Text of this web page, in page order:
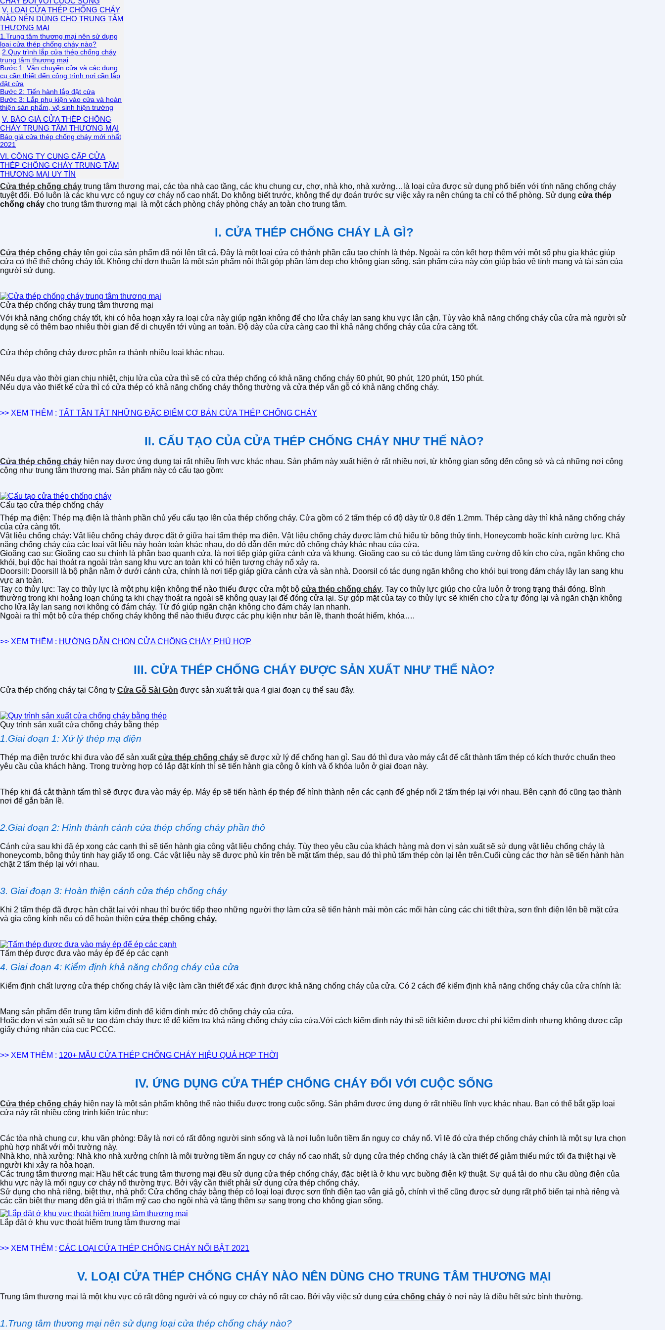
V. LOẠI CỬA THÉP CHỐNG CHÁY
NÀO NÊN DÙNG CHO TRUNG TÂM
THƯƠNG MẠI
1.Trung tâm thương mại nên sử dụng
loại cửa thép chống cháy nào?
2.Quy trình lắp cửa thép chống cháy
trung tâm thương mại
Bước 1: Vận chuyển cửa và các dụng
cụ cần thiết đến công trình nơi cần lắp
đặt cửa
Bước 2: Tiến hành lắp đặt cửa
Bước 3: Lắp phụ kiện vào cửa và hoàn
thiện sản phẩm, vệ sinh hiện trường
V. BÁO GIÁ CỬA THÉP CHỐNG
CHÁY TRUNG TÂM THƯƠNG MẠI
Báo giá cửa thép chống cháy mới nhất
2021
VI. CÔNG TY CUNG CẤP CỬA
THÉP CHỐNG CHÁY TRUNG TÂM
THƯƠNG MẠI UY TÍN
Cửa thép chống cháy trung tâm thương mại, các tòa nhà cao tầng, các khu chung cư, chợ, nhà kho, nhà xưởng…là loại cửa được sử dụng phổ biến với tính năng chống cháy
tuyệt đối. Đó luôn là các khu vực có nguy cơ cháy nổ cao nhất. Do không biết trước, không thể dự đoán trước sự việc xảy ra nên chúng ta chỉ có thể phòng. Sử dụng cửa thép
chống cháy cho trung tâm thương mại là một cách phòng cháy phòng cháy an toàn cho trung tâm.
I. CỬA THÉP CHỐNG CHÁY LÀ GÌ?
Cửa thép chống cháy tên gọi của sản phẩm đã nói lên tất cả. Đây là một loại cửa có thành phần cấu tạo chính là thép. Ngoài ra còn kết hợp thêm với một số phụ gia khác giúp
cửa có thể thể chống cháy tốt. Không chỉ đơn thuần là một sản phẩm nội thất góp phần làm đẹp cho không gian sống, sản phẩm cửa này còn giúp bảo vệ tính mạng và tài sản của
người sử dụng.
Cửa thép chống cháy trung tâm thương mại
Với khả năng chống cháy tốt, khi có hỏa hoạn xảy ra loại cửa này giúp ngăn không để cho lửa cháy lan sang khu vực lân cận. Tùy vào khả năng chống cháy của cửa mà người sử
dụng sẽ có thêm bao nhiêu thời gian để di chuyển tới vùng an toàn. Độ dày của cửa càng cao thì khả năng chống cháy của cửa càng tốt.
Cửa thép chống cháy được phân ra thành nhiều loại khác nhau.
Nếu dựa vào thời gian chịu nhiệt, chịu lửa của cửa thì sẽ có cửa thép chống có khả năng chống cháy 60 phút, 90 phút, 120 phút, 150 phút.
Nếu dựa vào thiết kế cửa thì có cửa thép có khả năng chống cháy thông thường và cửa thép vân gỗ có khả năng chống cháy.
>> XEM THÊM : TẤT TẦN TẬT NHỮNG ĐẶC ĐIỂM CƠ BẢN CỬA THÉP CHỐNG CHÁY
II. CẤU TẠO CỦA CỬA THÉP CHỐNG CHÁY NHƯ THẾ NÀO?
Cửa thép chống cháy hiện nay được ứng dụng tại rất nhiều lĩnh vực khác nhau. Sản phẩm này xuất hiện ở rất nhiều nơi, từ không gian sống đến công sở và cả những nơi công
cộng như trung tâm thương mại. Sản phẩm này có cấu tạo gồm:
Cấu tạo cửa thép chống cháy
Thép mạ điện: Thép mạ điện là thành phần chủ yếu cấu tạo lên của thép chống cháy. Cửa gồm có 2 tấm thép có độ dày từ 0.8 đến 1.2mm. Thép càng dày thì khả năng chống cháy
của cửa càng tốt.
Vật liệu chống cháy: Vật liệu chống cháy được đặt ở giữa hai tấm thép mạ điện. Vật liệu chống cháy được làm chủ hiếu từ bông thủy tinh, Honeycomb hoặc kính cường lực. Khả
năng chống cháy của các loại vật liệu này hoàn toàn khác nhau, do đó dẫn đến mức độ chống cháy khác nhau của cửa.
Gioăng cao su: Gioăng cao su chính là phần bao quanh cửa, là nơi tiếp giáp giữa cánh cửa và khung. Gioăng cao su có tác dụng làm tăng cường độ kín cho cửa, ngăn không cho
khói, bụi độc hại thoát ra ngoài tràn sang khu vực an toàn khi có hiện tượng cháy nổ xảy ra.
Doorsill: Doorsill là bộ phận nằm ở dưới cánh cửa, chính là nơi tiếp giáp giữa cánh cửa và sàn nhà. Doorsil có tác dụng ngăn không cho khói bụi trong đám cháy lây lan sang khu
vực an toàn.
Tay co thủy lực: Tay co thủy lực là một phụ kiện không thể nào thiếu được cửa một bộ cửa thép chống cháy. Tay co thủy lực giúp cho cửa luôn ở trong trạng thái đóng. Bình
thường trong khi hoảng loạn chúng ta khi chạy thoát ra ngoài sẽ không quay lại để đóng cửa lại. Sự góp mặt của tay co thủy lực sẽ khiến cho cửa tự đóng lại và ngăn chặn không
cho lửa lây lan sang nơi không có đám cháy. Từ đó giúp ngăn chặn không cho đám cháy lan nhanh.
Ngoài ra thì một bộ cửa thép chống cháy không thể nào thiếu được các phụ kiện như bản lề, thanh thoát hiểm, khóa….
>> XEM THÊM : HƯỚNG DẪN CHỌN CỬA CHỐNG CHÁY PHÙ HỢP
III. CỬA THÉP CHỐNG CHÁY ĐƯỢC SẢN XUẤT NHƯ THẾ NÀO?
Cửa thép chống cháy tại Công ty Cửa Gỗ Sài Gòn được sản xuất trải qua 4 giai đoạn cụ thể sau đây.
Quy trình sản xuất cửa chống cháy bằng thép
1.Giai đoạn 1: Xử lý thép mạ điện
Thép mạ điện trước khi đưa vào để sản xuấtcửa thép chống cháy sẽ được xử lý để chống han gỉ. Sau đó thì đưa vào máy cắt để cắt thành tấm thép có kích thước chuẩn theo
yêu cầu của khách hàng. Trong trường hợp có lắp đặt kính thì sẽ tiến hành gia công ô kính và ổ khóa luôn ở giai đoạn này.
Thép khi đá cắt thành tấm thì sẽ được đưa vào máy ép. Máy ép sẽ tiến hành ép thép để hình thành nên các cạnh để ghép nối 2 tấm thép lại với nhau. Bên cạnh đó cũng tạo thành
nơi để gắn bản lề.
2.Giai đoạn 2: Hình thành cánh cửa thép chống cháy phần thô
Cánh cửa sau khi đã ép xong các cạnh thì sẽ tiến hành gia công vật liệu chống cháy. Tùy theo yêu cầu của khách hàng mà đơn vị sản xuất sẽ sử dụng vật liệu chống cháy là
honeycomb, bông thủy tinh hay giấy tổ ong. Các vật liệu này sẽ được phủ kín trên bề mặt tấm thép, sau đó thì phủ tấm thép còn lại lên trên.Cuối cùng các thợ hàn sẽ tiến hành hàn
chặt 2 tấm thép lại với nhau.
3. Giai đoạn 3: Hoàn thiện cánh cửa thép chống cháy
Khi 2 tấm thép đã được hàn chặt lại với nhau thì bước tiếp theo những người thợ làm cửa sẽ tiến hành mài mòn các mối hàn cùng các chi tiết thừa, sơn tĩnh điện lên bề mặt cửa
và gia công kính nếu có để hoàn thiện cửa thép chống cháy.
Tấm thép được đưa vào máy ép để ép các cạnh
4. Giai đoạn 4: Kiểm định khả năng chống cháy của cửa
Kiểm định chất lượng cửa thép chống cháy là việc làm cần thiết để xác định được khả năng chống cháy của cửa. Có 2 cách để kiểm định khả năng chống cháy của cửa chính là:
Mang sản phẩm đến trung tâm kiểm định để kiểm định mức độ chống cháy của cửa.
Hoặc đơn vị sản xuất sẽ tự tạo đám cháy thực tế để kiểm tra khả năng chống cháy của cửa.Với cách kiểm định này thì sẽ tiết kiệm được chi phí kiểm định nhưng không được cấp
giấy chứng nhận của cục PCCC.
>> XEM THÊM : 120+ MẪU CỬA THÉP CHỐNG CHÁY HIỆU QUẢ HỌP THỜI
IV. ỨNG DỤNG CỬA THÉP CHỐNG CHÁY ĐỐI VỚI CUỘC SỐNG
Cửa thép chống cháy hiện nay là một sản phẩm không thể nào thiếu được trong cuộc sống. Sản phẩm được ứng dụng ở rất nhiều lĩnh vực khác nhau. Bạn có thể bắt gặp loại
cửa này rất nhiều công trình kiến trúc như:
Các tòa nhà chung cư, khu văn phòng: Đây là nơi có rất đông người sinh sống và là nơi luôn luôn tiềm ẩn nguy cơ cháy nổ. Vì lẽ đó cửa thép chống cháy chính là một sự lựa chọn
phù hợp nhất với môi trường này.
Nhà kho, nhà xưởng: Nhà kho nhà xưởng chính là môi trường tiềm ẩn nguy cơ cháy nổ cao nhất, sử dụng cửa thép chống cháy là cần thiết để giảm thiểu mức tối đa thiệt hại về
người khi xảy ra hỏa hoạn.
Các trung tâm thương mại: Hầu hết các trung tâm thương mại đều sử dụng cửa thép chống cháy, đặc biệt là ở khu vực buồng điện kỹ thuật. Sự quá tải do nhu cầu dùng điện của
khu vực này là mối nguy cơ cháy nổ thường trực. Bởi vậy cần thiết phải sử dụng cửa thép chống cháy.
Sử dụng cho nhà riêng, biệt thự, nhà phố: Cửa chống cháy bằng thép có loại loại được sơn tĩnh điện tạo vân giả gỗ, chính vì thế cũng được sử dụng rất phổ biến tại nhà riêng và
các căn biệt thự mang đến giá trị thẩm mỹ cao cho ngôi nhà và tăng thêm sự sang trọng cho không gian sống.
Lắp đặt ở khu vực thoát hiểm trung tâm thương mại
>> XEM THÊM : CÁC LOẠI CỬA THÉP CHỐNG CHÁY NỔI BẬT 2021
V. LOẠI CỬA THÉP CHỐNG CHÁY NÀO NÊN DÙNG CHO TRUNG TÂM THƯƠNG MẠI
Trung tâm thương mại là một khu vực có rất đông người và có nguy cơ cháy nổ rất cao. Bởi vậy việc sử dụng cửa chống cháy ở nơi này là điều hết sức bình thường.
1.Trung tâm thương mại nên sử dụng loại cửa thép chống cháy nào?